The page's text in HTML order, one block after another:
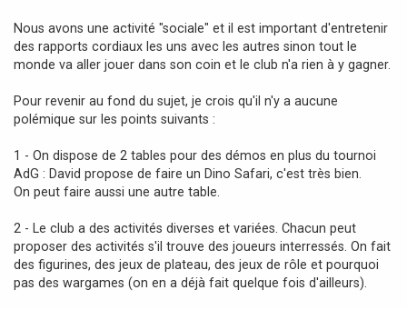
Nous avons une activité "sociale" et il est important d'entretenir
des rapports cordiaux les uns avec les autres sinon tout le
monde va aller jouer dans son coin et le club n'a rien à y gagner.
Pour revenir au fond du sujet, je crois qu'il n'y a aucune
polémique sur les points suivants :
1 - On dispose de 2 tables pour des démos en plus du tournoi
AdG : David propose de faire un Dino Safari, c'est très bien.
On peut faire aussi une autre table.
2 - Le club a des activités diverses et variées. Chacun peut
proposer des activités s'il trouve des joueurs interressés. On fait
des figurines, des jeux de plateau, des jeux de rôle et pourquoi
pas des wargames (on en a déjà fait quelque fois d'ailleurs).